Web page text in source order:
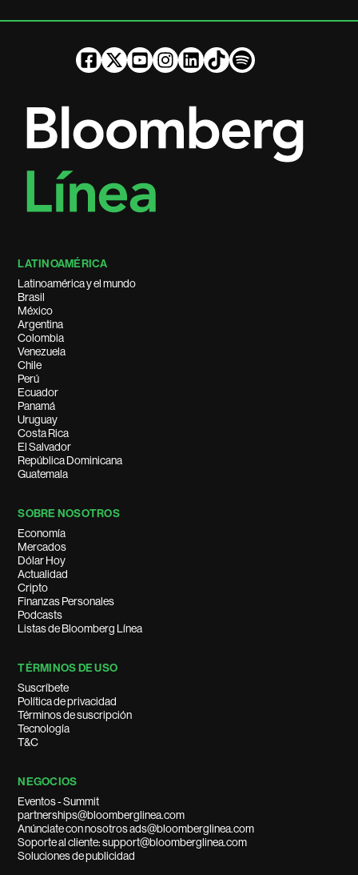
LATINOAMÉRICA
Latinoamérica y el mundo
Brasil
México
Argentina
Colombia
Venezuela
Chile
Perú
Ecuador
Panamá
Uruguay
Costa Rica
El Salvador
República Dominicana
Guatemala
SOBRE NOSOTROS
Economía
Mercados
Dólar Hoy
Actualidad
Cripto
Finanzas Personales
Podcasts
Listas de Bloomberg Línea
TÉRMINOS DE USO
Suscríbete
Política de privacidad
Términos de suscripción
Tecnología
T&C
NEGOCIOS
Eventos - Summit
partnerships@bloomberglinea.com
Anúnciate con nosotros ads@bloomberglinea.com
Soporte al cliente: support@bloomberglinea.com
Soluciones de publicidad